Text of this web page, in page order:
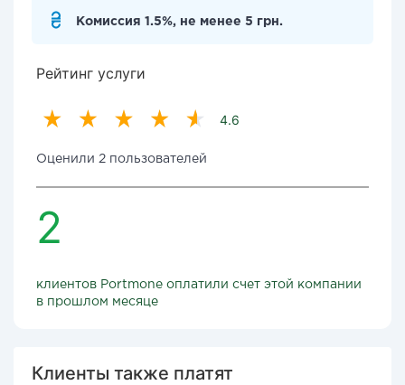
Комиссия 1.5%, не менее 5 грн.
Рейтинг услуги
4.6
Оценили 2 пользователей
2
клиентов Portmone оплатили счет этой компании
в прошлом месяце
Клиенты также платят